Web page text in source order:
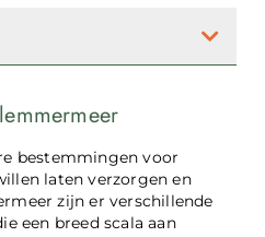
bestemmingen voor
laten verzorgen en
zijn er verschillende
een breed scala aan